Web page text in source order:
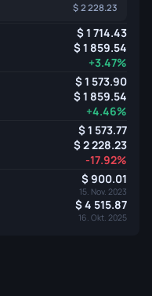
2 228.23
1 714.43
1 859.54
+3.47%
1 573.90
1 859.54
+4.46%
1 573.77
2 228.23
-17.92%
900.01
15. Nov. 2023
4 515.87
16. Okt. 2025